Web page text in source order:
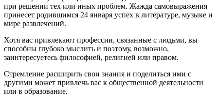
при решении тех или иных проблем. Жажда самовыражения
принесет родившимся 24 января успех в литературе, музыке и
мире развлечений.
Хотя вас привлекают профессии, связанные с людьми, вы
способны глубоко мыслить и поэтому, возможно,
заинтересуетесь философией, религией или правом.
Стремление расширить свои знания и поделиться ими с
другими может привлечь вас к общественной деятельности
или в образование.